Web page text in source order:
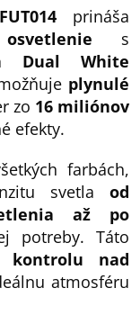
prináša
s
Dual White
plynulé
zo 16 miliónov
efekty.
farbách,
svetla od
až po
potreby. Táto
kontrolu nad
atmosféru